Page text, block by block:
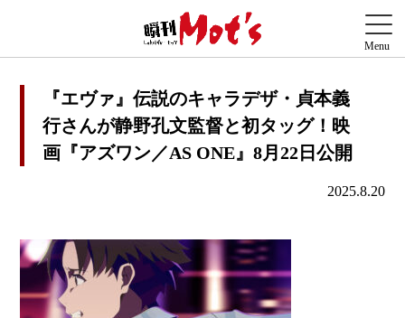
『エヴァ』伝説のキャラデザ・貞本義
行さんが静野孔文監督と初タッグ！映
画『アズワン／AS ONE』8月22日公開
2025.8.20